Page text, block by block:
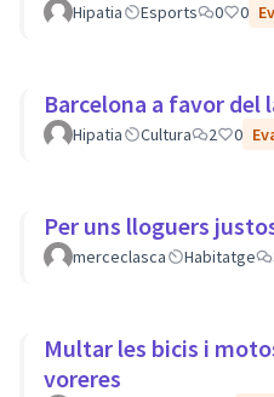
Hipatia Esports 0 0
Barcelona a favor del
Hipatia Cultura 2 0
Per uns lloguers
merceclasca Habitatge
Multar les bicis i
voreres